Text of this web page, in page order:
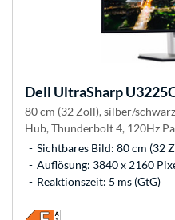
Dell UltraSharp
80 cm (32 Zoll), silber/
Hub, Thunderbolt 4, 120Hz
Sichtbares Bild: 80 cm (32
Auflösung: 3840 x 2160
Reaktionszeit: 5 ms (GtG)